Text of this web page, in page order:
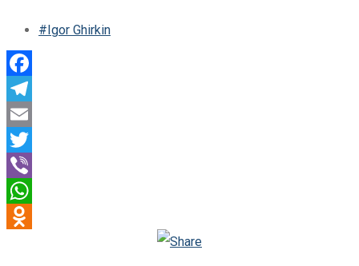
#Igor Ghirkin
Odnoklassniki